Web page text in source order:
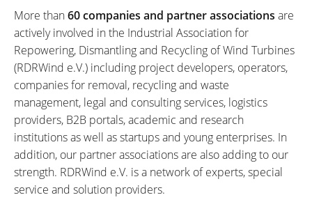
More than60 companies and partner associations are
actively involved in the Industrial Association for
Repowering, Dismantling and Recycling of Wind Turbines
(RDRWind e.V.) including project developers, operators,
companies for removal, recycling and waste
management, legal and consulting services, logistics
providers, B2B portals, academic and research
institutions as well as startups and young enterprises. In
addition, our partner associations are also adding to our
strength. RDRWind e.V. is a network of experts, special
service and solution providers.